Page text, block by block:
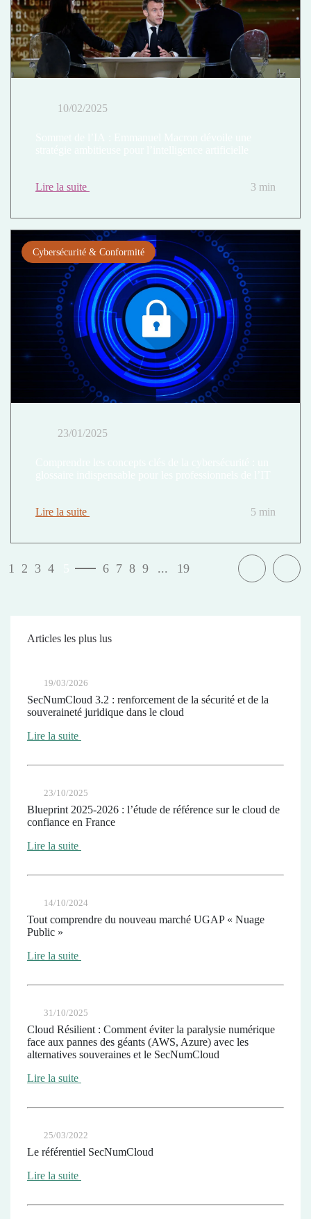
10/02/2025
Lire la suite 3 min
Cybersécurité & Conformité
23/01/2025
Lire la suite 5 min
1 2 3 4 6 7 8 9 ... 19
Articles les plus lus
19/03/2026
SecNumCloud 3.2 : renforcement de la sécurité et de la
souveraineté juridique dans le cloud
Lire la suite
23/10/2025
Blueprint 2025-2026 : l’étude de référence sur le cloud de
confiance en France
Lire la suite
14/10/2024
Tout comprendre du nouveau marché UGAP « Nuage
Public »
Lire la suite
31/10/2025
Cloud Résilient : Comment éviter la paralysie numérique
face aux pannes des géants (AWS, Azure) avec les
alternatives souveraines et le SecNumCloud
Lire la suite
25/03/2022
Le référentiel SecNumCloud
Lire la suite